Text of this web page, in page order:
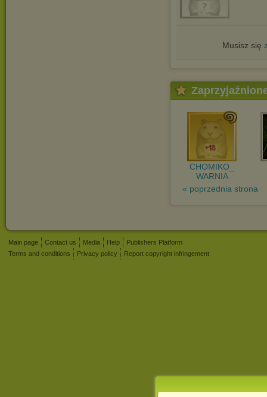
Musisz się
CHOMIKO_
WARNIA
« poprzednia strona
Main page Contact us Media Help
Publishers Platform
Terms and conditions
Privacy policy Report copyright infringement